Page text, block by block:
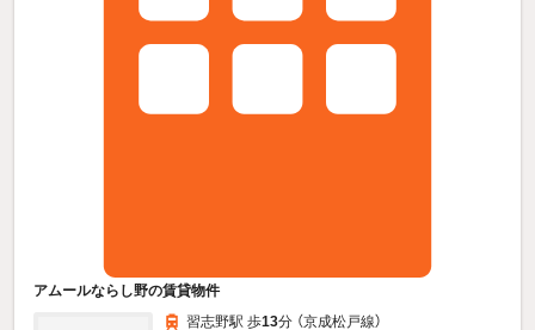
アムールならし野の賃貸物件
習志野駅 歩13分 （京成松戸線）